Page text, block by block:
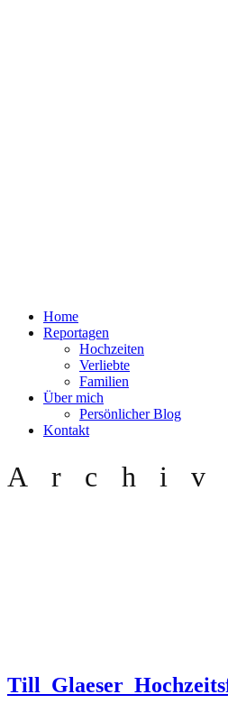
Home
Reportagen
Hochzeiten
Verliebte
Familien
Über mich
Persönlicher Blog
Kontakt